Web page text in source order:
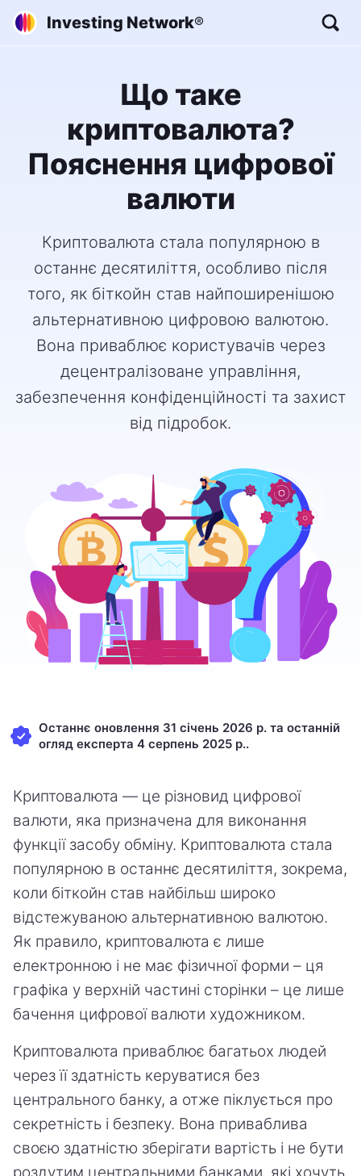
Investing Network®
Що таке
криптовалюта?
Пояснення цифрової
валюти
Криптовалюта стала популярною в
останнє десятиліття, особливо після
того, як біткойн став найпоширенішою
альтернативною цифровою валютою.
Вона приваблює користувачів через
децентралізоване управління,
забезпечення конфіденційності та захист
від підробок.
Останнє оновлення 31 січень 2026 р. та останній
огляд експерта 4 серпень 2025 р..
Криптовалюта — це різновид цифрової
валюти, яка призначена для виконання
функції засобу обміну. Криптовалюта стала
популярною в останнє десятиліття, зокрема,
коли біткойн став найбільш широко
відстежуваною альтернативною валютою.
Як правило, криптовалюта є лише
електронною і не має фізичної форми – ця
графіка у верхній частині сторінки – це лише
бачення цифрової валюти художником.
Криптовалюта приваблює багатьох людей
через її здатність керуватися без
центрального банку, а отже піклується про
секретність і безпеку. Вона приваблива
своєю здатністю зберігати вартість і не бути
роздутим центральними банками, які хочуть